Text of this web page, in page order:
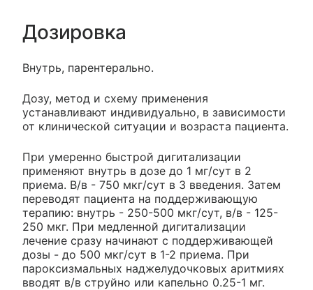
Дозировка
Внутрь, парентерально.
Дозу, метод и схему применения
устанавливают индивидуально, в зависимости
от клинической ситуации и возраста пациента.
При умеренно быстрой дигитализации
применяют внутрь в дозе до 1 мг/сут в 2
приема. В/в - 750 мкг/сут в 3 введения. Затем
переводят пациента на поддерживающую
терапию: внутрь - 250-500 мкг/сут, в/в - 125-
250 мкг. При медленной дигитализации
лечение сразу начинают с поддерживающей
дозы - до 500 мкг/сут в 1-2 приема. При
пароксизмальных наджелудочковых аритмиях
вводят в/в струйно или капельно 0.25-1 мг.